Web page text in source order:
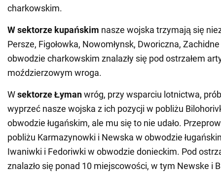
charkowskim.
W sektorze kupańskim nasze wojska trzymają się
Persze, Figołowka, Nowomłynsk, Dworiczna,
obwodzie charkowskim znalazły się pod ostrzałem
moździerzowym wroga.
Wsektorze Łymanwróg, przy wsparciu lotnictwa,
wyprzeć nasze wojska z ich pozycji w pobliżu
obwodzie ługańskim, ale mu się to nie udało.
pobliżu Karmazynowki i Newska w obwodzie
Iwaniwki i Fedoriwki w obwodzie donieckim. Pod
znalazło się ponad 10 miejscowości, w tym Newske i